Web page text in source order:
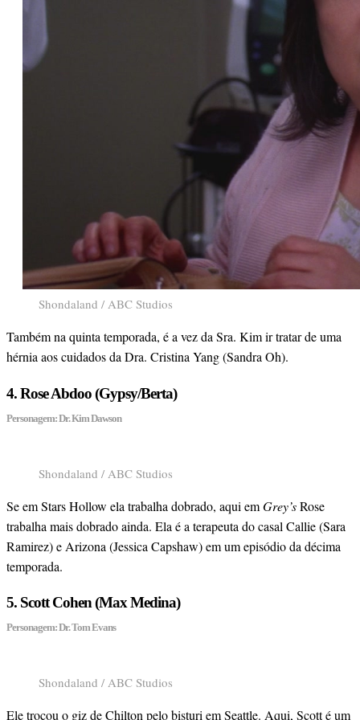
Shondaland / ABC Studios
Também na quinta temporada, é a vez da Sra. Kim ir tratar de uma
hérnia aos cuidados da Dra. Cristina Yang (Sandra Oh).
4. Rose Abdoo (Gypsy/Berta)
Personagem: Dr. Kim Dawson
Shondaland / ABC Studios
Se em Stars Hollow ela trabalha dobrado, aqui emGrey’sRose
trabalha mais dobrado ainda. Ela é a terapeuta do casal Callie (Sara
Ramirez) e Arizona (Jessica Capshaw) em um episódio da décima
temporada.
5. Scott Cohen (Max Medina)
Personagem: Dr. Tom Evans
Shondaland / ABC Studios
Ele trocou o giz de Chilton pelo bisturi em Seattle. Aqui, Scott é um